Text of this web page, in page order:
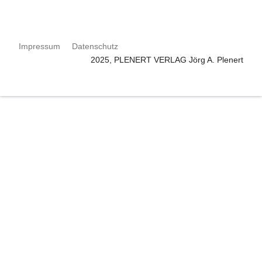
Impressum
Datenschutz
2025, PLENERT VERLAG Jörg A. Plenert